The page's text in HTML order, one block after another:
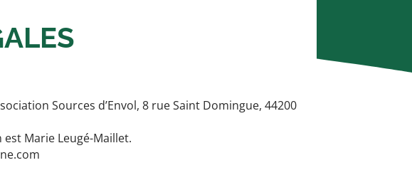
Sources d’Envol, 8 rue Saint Domingue, 44200
Marie Leugé-Maillet.